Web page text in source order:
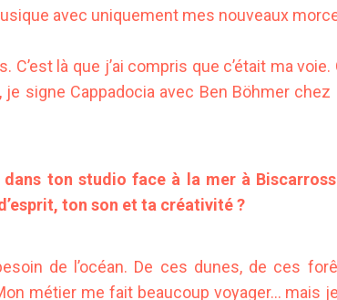
avec uniquement mes nouveaux
C’est là que j’ai compris que c’était ma voie.
je signe Cappadocia avec Ben Böhmer chez
ton studio face à la mer à
ton son et ta créativité ?
de l’océan. De ces dunes, de ces
métier me fait beaucoup voyager… mais